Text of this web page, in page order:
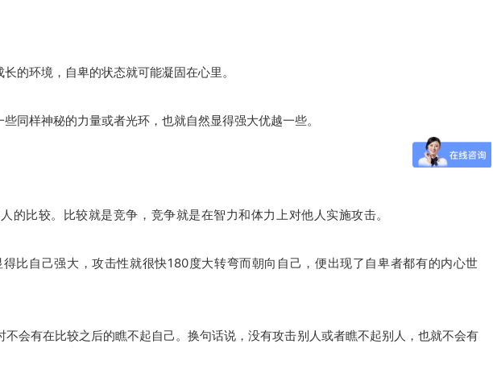
的环境，自卑的状态就可能凝固在心里。
同样神秘的力量或者光环，也就自然显得强大优越一些。
的比较。比较就是竞争，竞争就是在智力和体力上对他人实施攻击。
比自己强大，攻击性就很快180度大转弯而朝向自己，便出现了自卑者都有的内心世
会有在比较之后的瞧不起自己。换句话说，没有攻击别人或者瞧不起别人，也就不会有